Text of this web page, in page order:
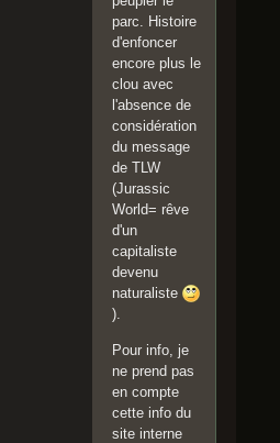
parc. Histoire
d'enfoncer
encore plus le
clou avec
l'absence de
considération
du message
de TLW
(Jurassic
World= rêve
d'un
capitaliste
devenu
naturaliste
).
Pour info, je
ne prend pas
en compte
cette info du
site interne